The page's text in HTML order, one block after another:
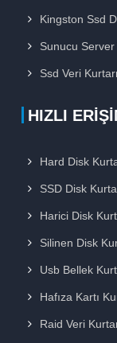
Kingston Ssd
Sunucu
Ssd Veri
HIZLI
Hard Disk
SSD Disk
Harici Disk
Silinen Disk
Usb Bellek
Hafıza Kartı
Raid Veri